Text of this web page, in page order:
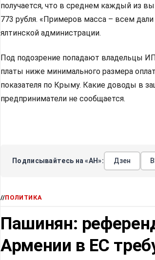
получается, что в среднем каждый из
773 рубля. «Примеров масса – всем
ялтинской администрации.
Под подозрение попадают владельцы
платы ниже минимального размера
показателя по Крыму. Какие доводы в
предприниматели не сообщается.
Подписывайтесь на «АН»: Дзен
//ПОЛИТИКА
Пашинян:
Армении в ЕС